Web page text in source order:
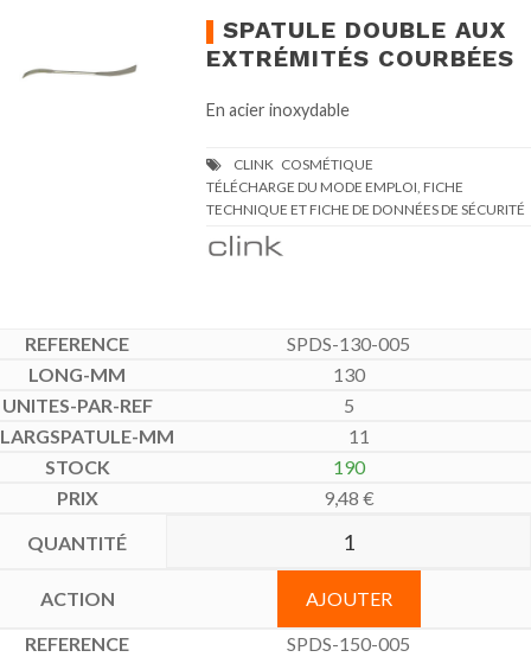
SPATULE DOUBLE AUX
EXTRÉMITÉS COURBÉES
En acier inoxydable
TÉLÉCHARGE DU MODE EMPLOI, FICHE
TECHNIQUE ET FICHE DE DONNÉES DE SÉCURITÉ
SPDS-130-005
130
5
11
190
9,48 €
AJOUTER
SPDS-150-005